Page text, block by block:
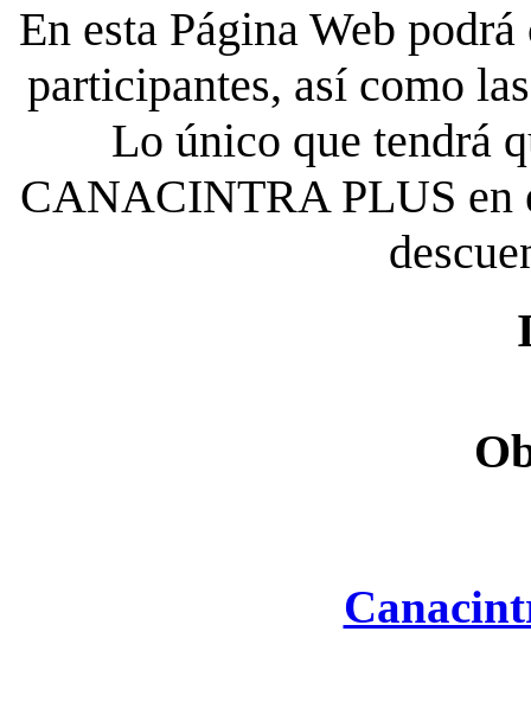
En esta Página Web
participantes, así como
Lo único que tendrá
CANACINTRA PLUS en